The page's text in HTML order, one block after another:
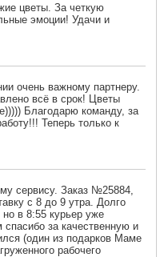
цветы. За четкую
эмоции! Удачи и
очень важному партнеру.
всё в срок! Цветы
Благодарю команду, за
Теперь только к
сервису. Заказ №25884,
с 8 до 9 утра. Долго
в 8:55 курьер уже
за качественную и
(один из подарков Маме
рабочего